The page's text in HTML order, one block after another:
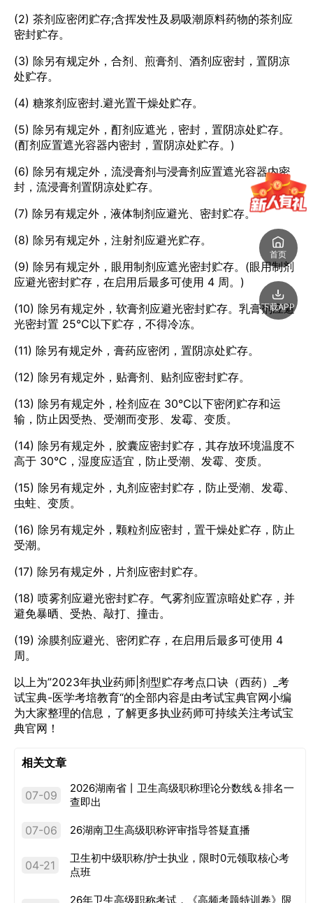
首页
下载APP
(2) 茶剂应密闭贮存;含挥发性及易吸潮原料药物的茶剂应
密封贮存。
(3) 除另有规定外，合剂、煎膏剂、酒剂应密封，置阴凉
处贮存。
(4) 糖浆剂应密封.避光置干燥处贮存。
(5) 除另有规定外，酊剂应遮光，密封，置阴凉处贮存。
(酊剂应置遮光容器内密封，置阴凉处贮存。)
(6) 除另有规定外，流浸膏剂与浸膏剂应置遮光容器内密
封，流浸膏剂置阴凉处贮存。
(7) 除另有规定外，液体制剂应避光、密封贮存。
(8) 除另有规定外，注射剂应避光贮存。
(9) 除另有规定外，眼用制剂应遮光密封贮存。(眼用制剂
应避光密封贮存，在启用后最多可使用 4 周。)
(10) 除另有规定外，软膏剂应避光密封贮存。乳膏剂应避
光密封置 25℃以下贮存，不得冷冻。
(11) 除另有规定外，膏药应密闭，置阴凉处贮存。
(12) 除另有规定外，贴膏剂、贴剂应密封贮存。
(13) 除另有规定外，栓剂应在 30℃以下密闭贮存和运
输，防止因受热、受潮而变形、发霉、变质。
(14) 除另有规定外，胶囊应密封贮存，其存放环境温度不
高于 30℃，湿度应适宜，防止受潮、发霉、变质。
(15) 除另有规定外，丸剂应密封贮存，防止受潮、发霉、
虫蛀、变质。
(16) 除另有规定外，颗粒剂应密封，置干燥处贮存，防止
受潮。
(17) 除另有规定外，片剂应密封贮存。
(18) 喷雾剂应避光密封贮存。气雾剂应置凉暗处贮存，并
避免暴晒、受热、敲打、撞击。
(19) 涂膜剂应避光、密闭贮存，在启用后最多可使用 4
周。
以上为”2023年执业药师|剂型贮存考点口诀（西药）_考
试宝典-医学考培教育“的全部内容是由考试宝典官网小编
为大家整理的信息，了解更多执业药师可持续关注考试宝
典官网！
相关文章
07-09
2026湖南省丨卫生高级职称理论分数线＆排名一
查即出
07-06 26湖南卫生高级职称评审指导答疑直播
04-21
卫生初中级职称/护士执业，限时0元领取核心考
点班
26年卫生高级职称考试，《高频考题特训卷》限